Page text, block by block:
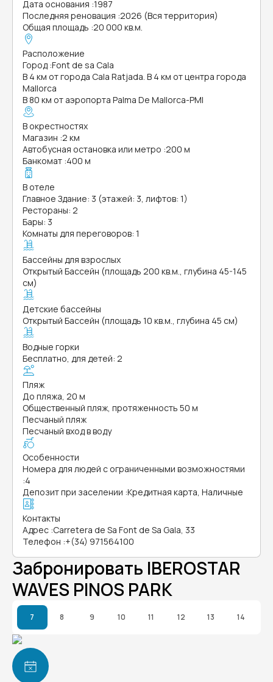
Дата основания :1987
Последняя реновация :2026 (Вся территория)
Общая площадь :20 000 кв.м.
Расположение
Город :Font de sa Cala
В 4 км от города Cala Ratjada. В 4 км от центра города
Mallorca
В 80 км от аэропорта Palma De Mallorca-PMI
В окрестностях
Магазин :2 км
Автобусная остановка или метро :200 м
Банкомат :400 м
В отеле
Главное Здание: 3 (этажей: 3, лифтов: 1)
Рестораны: 2
Бары: 3
Комнаты для переговоров: 1
Бассейны для взрослых
Открытый Бассейн (площадь 200 кв.м., глубина 45-145
см)
Детские бассейны
Открытый Бассейн (площадь 10 кв.м., глубина 45 см)
Водные горки
Бесплатно, для детей: 2
Пляж
До пляжа, 20 м
Общественный пляж, протяженность 50 м
Песчаный пляж
Песчаный вход в воду
Особенности
Номера для людей с ограниченными возможностями
:4
Депозит при заселении :Кредитная карта, Наличные
Контакты
Адрес :Carretera de Sa Font de Sa Gala, 33
Телефон :+(34) 971564100
Забронировать IBEROSTAR
WAVES PINOS PARK
7 8 9 10 11 12 13 14